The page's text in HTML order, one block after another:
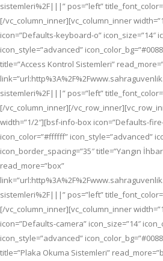
sistemleri%2F|||” pos=”left”
[/vc_column_inner][vc_column_inner
icon=”Defaults-keyboard-o” icon_size=”14″
icon_style=”advanced”
title=”Access Kontrol Sistemleri”
sistemleri%2F|||” pos=”left”
[/vc_column_inner][/
width=”1/2″][bsf-info-box icon=”Defaults-
icon_color=”#ffffff” icon_style=”advanced”
icon_border_spacing=”35″ title=”Yangın
read_more=”box”
sistemleri%2F|||” pos=”left”
[/vc_column_inner][vc_column_inner
icon=”Defaults-camera” icon_size=”14″
icon_style=”advanced”
title=”Plaka Okuma Sistemleri”